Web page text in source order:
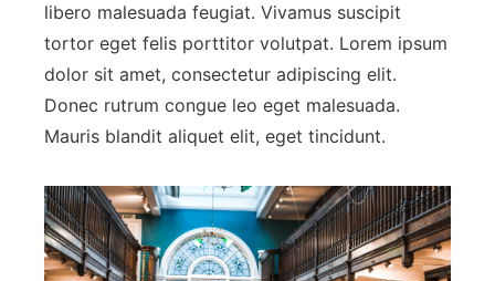
libero malesuada feugiat. Vivamus suscipit
tortor eget felis porttitor volutpat. Lorem ipsum
dolor sit amet, consectetur adipiscing elit.
Donec rutrum congue leo eget malesuada.
Mauris blandit aliquet elit, eget tincidunt.